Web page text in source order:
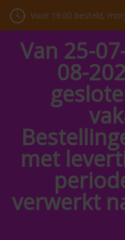
Voor 16:00 besteld,
Van 25-
08-
met
verwerkt